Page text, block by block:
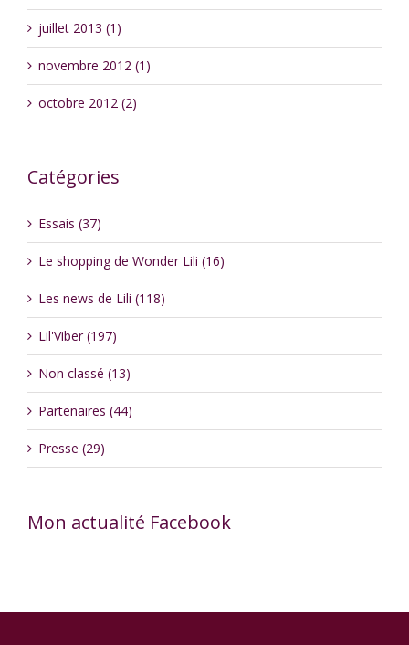
juillet 2013 (1)
novembre 2012 (1)
octobre 2012 (2)
Catégories
Essais (37)
Le shopping de Wonder Lili (16)
Les news de Lili (118)
Lil'Viber (197)
Non classé (13)
Partenaires (44)
Presse (29)
Mon actualité Facebook